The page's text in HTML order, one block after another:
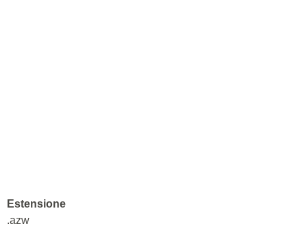
Estensione
.azw